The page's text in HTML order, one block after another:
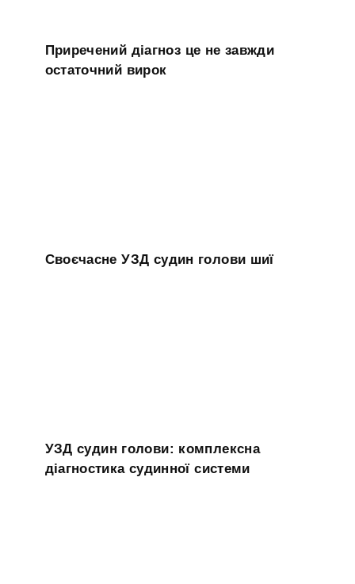
Приречений діагноз це не завжди
остаточний вирок
Своєчасне УЗД судин голови шиї
УЗД судин голови: комплексна
діагностика судинної системи